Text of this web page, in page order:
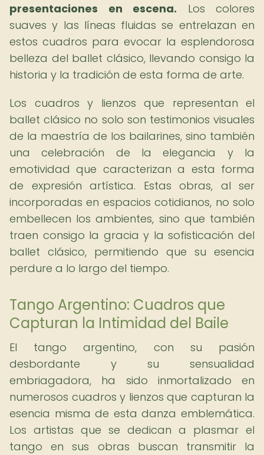
presentaciones en escena. Los colores
suaves y las líneas fluidas se entrelazan en
estos cuadros para evocar la esplendorosa
belleza del ballet clásico, llevando consigo la
historia y la tradición de esta forma de arte.
Los cuadros y lienzos que representan el
ballet clásico no solo son testimonios visuales
de la maestría de los bailarines, sino también
una celebración de la elegancia y la
emotividad que caracterizan a esta forma
de expresión artística. Estas obras, al ser
incorporadas en espacios cotidianos, no solo
embellecen los ambientes, sino que también
traen consigo la gracia y la sofisticación del
ballet clásico, permitiendo que su esencia
perdure a lo largo del tiempo.
Tango Argentino: Cuadros que
Capturan la Intimidad del Baile
El tango argentino, con su pasión
desbordante y su sensualidad
embriagadora, ha sido inmortalizado en
numerosos cuadros y lienzos que capturan la
esencia misma de esta danza emblemática.
Los artistas que se dedican a plasmar el
tango en sus obras buscan transmitir la